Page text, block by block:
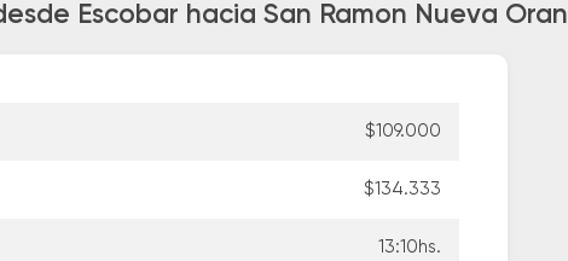
Escobar hacia San Ramon Nueva Oran
$109.000
$134.333
13:10hs.